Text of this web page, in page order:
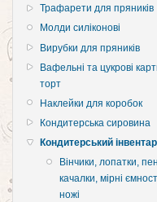
Трафарети для пряників
Молди силіконові
Вирубки для пряників
Вафельні та цукрові
торт
Наклейки для коробок
Кондитерська сировина
Кондитерський інвентар
Вінчики, лопатки,
качалки, мірні
ножі